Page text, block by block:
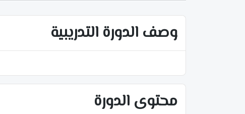
وصف الدورة التدريبية
محتوى الدورة